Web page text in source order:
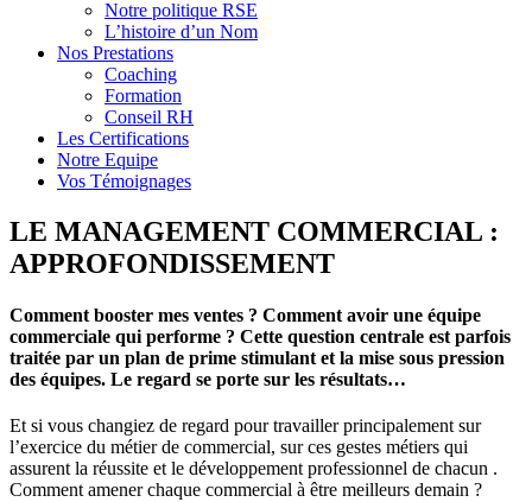
Notre politique RSE
L’histoire d’un Nom
Nos Prestations
Coaching
Formation
Conseil RH
Les Certifications
Notre Equipe
Vos Témoignages
LE MANAGEMENT COMMERCIAL :
APPROFONDISSEMENT
Comment booster mes ventes ? Comment avoir une équipe
commerciale qui performe ? Cette question centrale est parfois
traitée par un plan de prime stimulant et la mise sous pression
des équipes. Le regard se porte sur les résultats…
Et si vous changiez de regard pour travaillerprincipalement sur
l’exercice du métier de commercial, sur ces gestes métiers qui
assurent la réussite et le développement professionnel de chacun .
Comment amener chaque commercial à être meilleurs demain ?